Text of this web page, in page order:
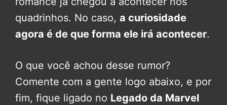
quadrinhos. No caso, a curiosidade
agora é de que forma ele irá acontecer.
O que você achou desse rumor?
Comente com a gente logo abaixo, e por
fim, fique ligado no Legado da Marvel